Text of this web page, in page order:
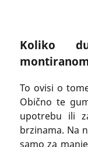
Koliko
To ovisi o
Obično te
upotrebu ili
brzinama. Na
samo za